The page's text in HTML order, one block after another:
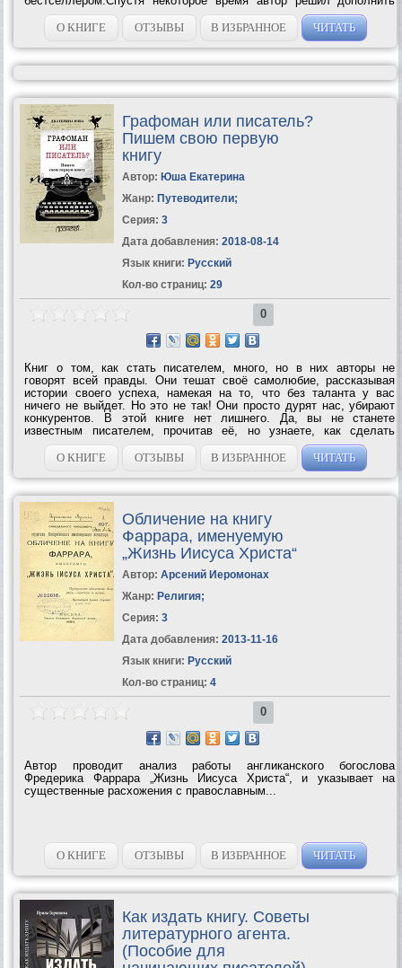
свой дневник кругосветного путешествия новыми страницами. Так
появилась эта...
О КНИГЕ ОТЗЫВЫ В ИЗБРАННОЕ ЧИТАТЬ
Графоман или писатель?
Пишем свою первую
книгу
Автор: Юша Екатерина
Жанр: Путеводители;
Серия: 3
Дата добавления: 2018-08-14
Язык книги: Русский
Кол-во страниц: 29
0
Книг о том, как стать писателем, много, но в них авторы не
говорят всей правды. Они тешат своё самолюбие, рассказывая
истории своего успеха, намекая на то, что без таланта у вас
ничего не выйдет. Но это не так! Они просто дурят нас, убирают
конкурентов. В этой книге нет лишнего. Да, вы не станете
известным писателем, прочитав её, но узнаете, как сделать
первые шаги и какие препятствия вас ждут на этом...
О КНИГЕ
ОТЗЫВЫ В ИЗБРАННОЕ ЧИТАТЬ
Обличение на книгу
Фаррара, именуемую
„Жизнь Иисуса Христа“
Автор: Арсений Иеромонах
Жанр: Религия;
Серия: 3
Дата добавления: 2013-11-16
Язык книги: Русский
Кол-во страниц: 4
0
Автор проводит анализ работы англиканского богослова
Фредерика Фаррара „Жизнь Иисуса Христа“, и указывает на
существенные расхожения с православным...
О КНИГЕ ОТЗЫВЫ В ИЗБРАННОЕ ЧИТАТЬ
Как издать книгу. Советы
литературного агента.
(Пособие для